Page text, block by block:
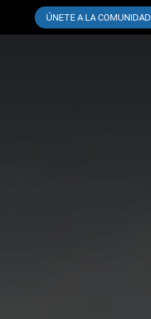
ÚNETE A LA COMUNIDAD